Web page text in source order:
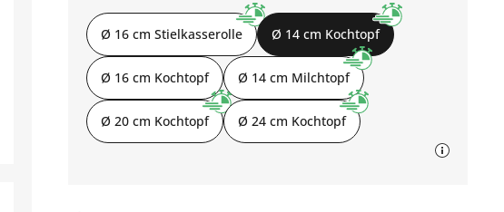
Ø 16 cm Stielkasserolle Ø 14 cm Kochtopf
Ø 16 cm Kochtopf Ø 14 cm Milchtopf
Ø 20 cm Kochtopf Ø 24 cm Kochtopf